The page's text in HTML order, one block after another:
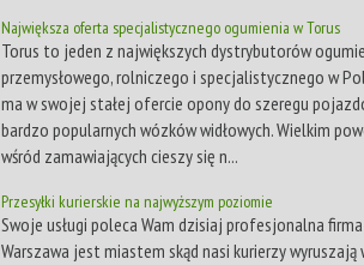
Największa oferta specjalistycznego ogumienia w Torus
Torus to jeden z największych dystrybutorów
przemysłowego, rolniczego i specjalistycznego w
ma w swojej stałej ofercie opony do szeregu
bardzo popularnych wózków widłowych. Wielkim
wśród zamawiających cieszy się n...
Przesyłki kurierskie na najwyższym poziomie
Swoje usługi poleca Wam dzisiaj profesjonalna
Warszawa jest miastem skąd nasi kurierzy wyruszają